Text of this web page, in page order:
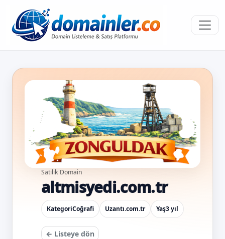
Satılık Domain
altmisyedi.com.tr
KategoriCoğrafi Uzantı.com.tr Yaş3 yıl
← Listeye dön